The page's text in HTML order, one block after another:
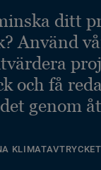
ditt
Använd
och få
genom
KLIMATAVTRYCKET